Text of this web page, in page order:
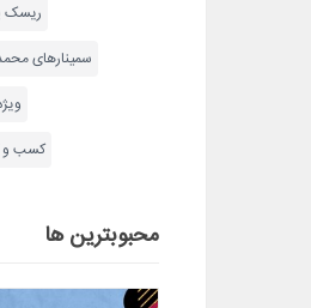
ریسک
سمینارهای
کسب و
محبوبترین ها